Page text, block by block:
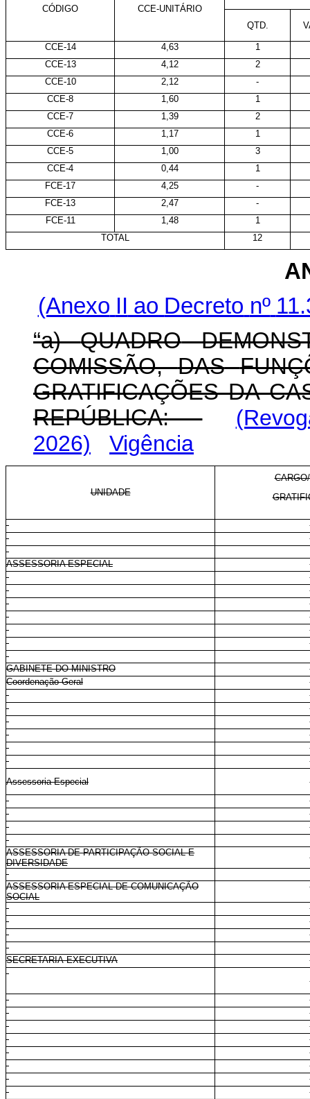
CÓDIGO
CCE-UNITÁRIO
QTD.
CCE-14 4,63
1
CCE-13
4,12
2
CCE-10
2,12
-
CCE-8
1,60
1
CCE-7
1,39
2
CCE-6
1,17
1
CCE-5
1,00
3
CCE-4
0,44
1
FCE-17
4,25
-
FCE-13
2,47
-
FCE-11
1,48
1
TOTAL
12
(Anexo II ao Decreto nº
“a)
QUADRO
COMISSÃO,
DAS
GRATIFICAÇÕES DA
REPÚBLICA:
2026)
Vigência
UNIDADE
ASSESSORIA ESPECIAL
GABINETE DO MINISTRO
Coordenação-Geral
Assessoria Especial
ASSESSORIA DE PARTICIPAÇÃO SOCIAL E
DIVERSIDADE
ASSESSORIA ESPECIAL DE COMUNICAÇÃO
SOCIAL
SECRETARIA-EXECUTIVA